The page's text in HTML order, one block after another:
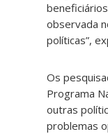
observada
políticas”,
Os
Programa
outras
problemas